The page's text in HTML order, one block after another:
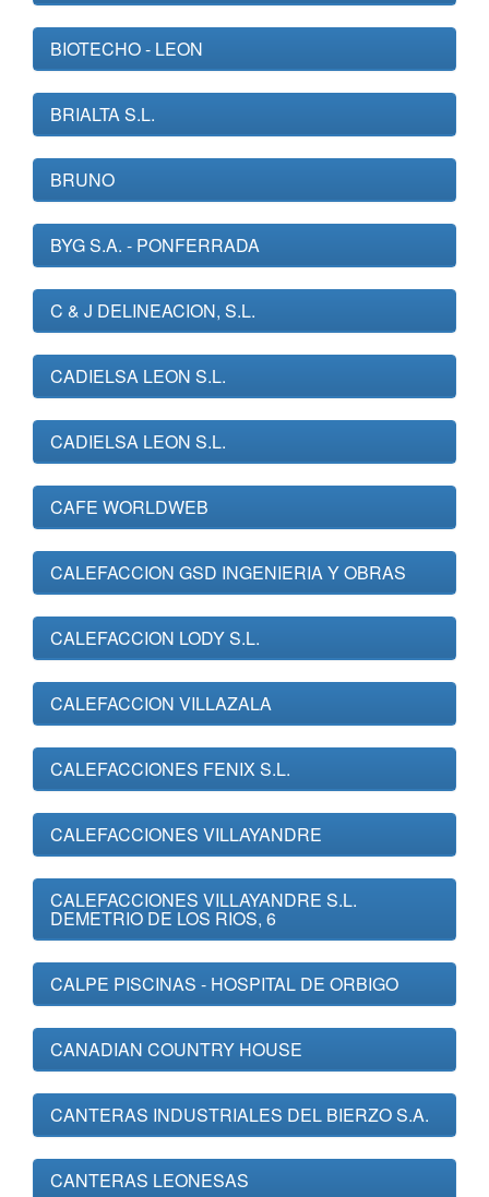
BIOTECHO - LEON
BRIALTA S.L.
BRUNO
BYG S.A. - PONFERRADA
C & J DELINEACION, S.L.
CADIELSA LEON S.L.
CADIELSA LEON S.L.
CAFE WORLDWEB
CALEFACCION GSD INGENIERIA Y OBRAS
CALEFACCION LODY S.L.
CALEFACCION VILLAZALA
CALEFACCIONES FENIX S.L.
CALEFACCIONES VILLAYANDRE
CALEFACCIONES VILLAYANDRE S.L.
DEMETRIO DE LOS RIOS, 6
CALPE PISCINAS - HOSPITAL DE ORBIGO
CANADIAN COUNTRY HOUSE
CANTERAS INDUSTRIALES DEL BIERZO S.A.
CANTERAS LEONESAS